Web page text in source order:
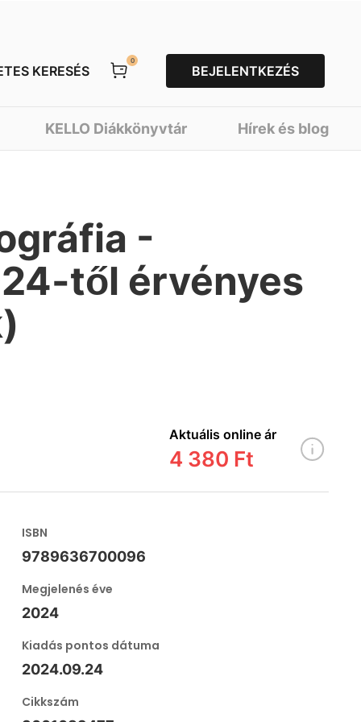
KERESÉS
0
BEJELENTKEZÉS
KELLO Diákkönyvtár Hírek és blog
-
től érvényes
Aktuális online ár
4 380 Ft
ISBN
9789636700096
Megjelenés éve
2024
Kiadás pontos dátuma
2024.09.24
Cikkszám